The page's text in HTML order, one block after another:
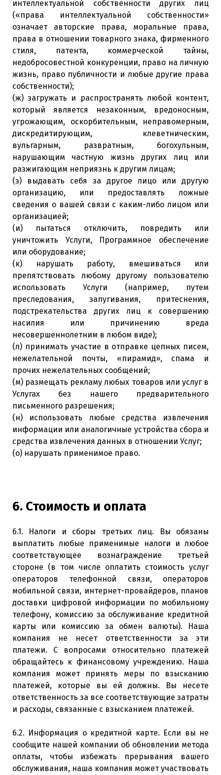
интеллектуальной собственности других лиц
(«права интеллектуальной собственности»
означает авторские права, моральные права,
права в отношении товарного знака, фирменного
стиля, патента, коммерческой тайны,
недобросовестной конкуренции, право на личную
жизнь, право публичности и любые другие права
собственности);
(ж) загружать и распространять любой контент,
который является незаконным, вредоносным,
угрожающим, оскорбительным, неправомерным,
дискредитирующим, клеветническим,
вульгарным, развратным, богохульным,
нарушающим частную жизнь других лиц или
разжигающим неприязнь к другим лицам;
(з) выдавать себя за другое лицо или другую
организацию, или предоставлять ложные
сведения о вашей связи с каким-либо лицом или
организацией;
(и) пытаться отключить, повредить или
уничтожить Услуги, Программное обеспечение
или оборудование;
(к) нарушать работу, вмешиваться или
препятствовать любому другому пользователю
использовать Услуги (например, путем
преследования, запугивания, притеснения,
подстрекательства других лиц к совершению
насилия или причинению вреда
несовершеннолетним в любом виде);
(л) принимать участие в отправке цепных писем,
нежелательной почты, «пирамид», спама и
прочих нежелательных сообщений;
(м) размещать рекламу любых товаров или услуг в
Услугах без нашего предварительного
письменного разрешения;
(н) использовать любые средства извлечения
информации или аналогичные устройства сбора и
средства извлечения данных в отношении Услуг;
(о) нарушать применимое право.
6. Стоимость и оплата
6.1. Налоги и сборы третьих лиц. Вы обязаны
выплатить любые применимые налоги и любое
соответствующее вознаграждение третьей
стороне (в том числе оплатить стоимость услуг
операторов телефонной связи, операторов
мобильной связи, интернет-провайдеров, планов
доставки цифровой информации по мобильному
телефону, комиссию за обслуживание кредитной
карты или комиссию за обмен валюты). Наша
компания не несет ответственности за эти
платежи. С вопросами относительно платежей
обращайтесь к финансовому учреждению. Наша
компания может принять меры по взысканию
платежей, которые вы ей должны. Вы несете
ответственность за все соответствующие затраты
и расходы, связанные с взысканием платежей.
6.2. Информация о кредитной карте. Если вы не
сообщите нашей компании об обновлении метода
оплаты, чтобы избежать прерывания вашего
обслуживания, наша компания может участвовать